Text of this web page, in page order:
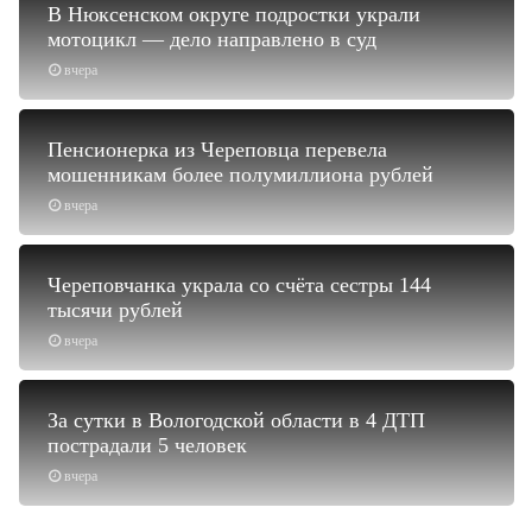
вчера
В Нюксенском округе подростки украли
мотоцикл — дело направлено в суд
вчера
Пенсионерка из Череповца перевела
мошенникам более полумиллиона рублей
вчера
Череповчанка украла со счёта сестры 144
тысячи рублей
вчера
За сутки в Вологодской области в 4 ДТП
пострадали 5 человек